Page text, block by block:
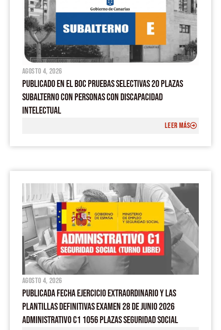
agosto 4, 2026
PUBLICADO EN EL BOC PRUEBAS SELECTIVAS 20 PLAZAS
SUBALTERNO CON PERSONAS CON DISCAPACIDAD
INTELECTUAL
LEER MÁS
agosto 4, 2026
PUBLICADA FECHA EJERCICIO EXTRAORDINARIO Y LAS
PLANTILLAS DEFINITIVAS EXAMEN 28 DE JUNIO 2026
ADMINISTRATIVO C1 1056 PLAZAS SEGURIDAD SOCIAL